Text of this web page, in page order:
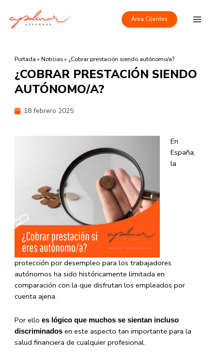
contenido
Área Clientes
Portada » Noticias» ¿Cobrar prestación siendo autónomo/a?
¿COBRAR PRESTACIÓN SIENDO
AUTÓNOMO/A?
18 febrero 2025
En
España,
la
protección por desempleo para los trabajadores
autónomos ha sido históricamente limitada en
comparación con la que disfrutan los empleados por
cuenta ajena.
Por ello es lógico que muchos se sientan incluso
discriminados en este aspecto tan importante para la
salud financiera de cualquier profesional.